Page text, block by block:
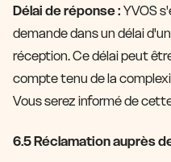
Délai de réponse : YVOS
demande dans un délai
réception. Ce délai peut
compte tenu de la
Vous serez informé de
6.5 Réclamation auprès